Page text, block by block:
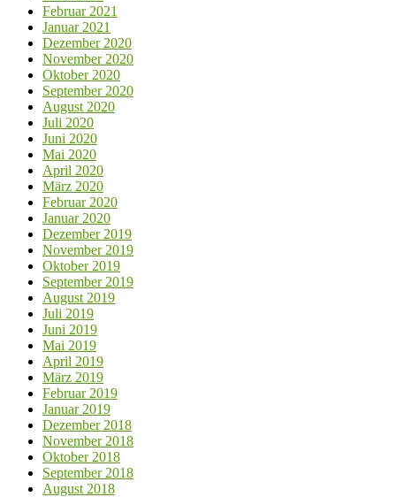
Februar 2021
Januar 2021
Dezember 2020
November 2020
Oktober 2020
September 2020
August 2020
Juli 2020
Juni 2020
Mai 2020
April 2020
März 2020
Februar 2020
Januar 2020
Dezember 2019
November 2019
Oktober 2019
September 2019
August 2019
Juli 2019
Juni 2019
Mai 2019
April 2019
März 2019
Februar 2019
Januar 2019
Dezember 2018
November 2018
Oktober 2018
September 2018
August 2018